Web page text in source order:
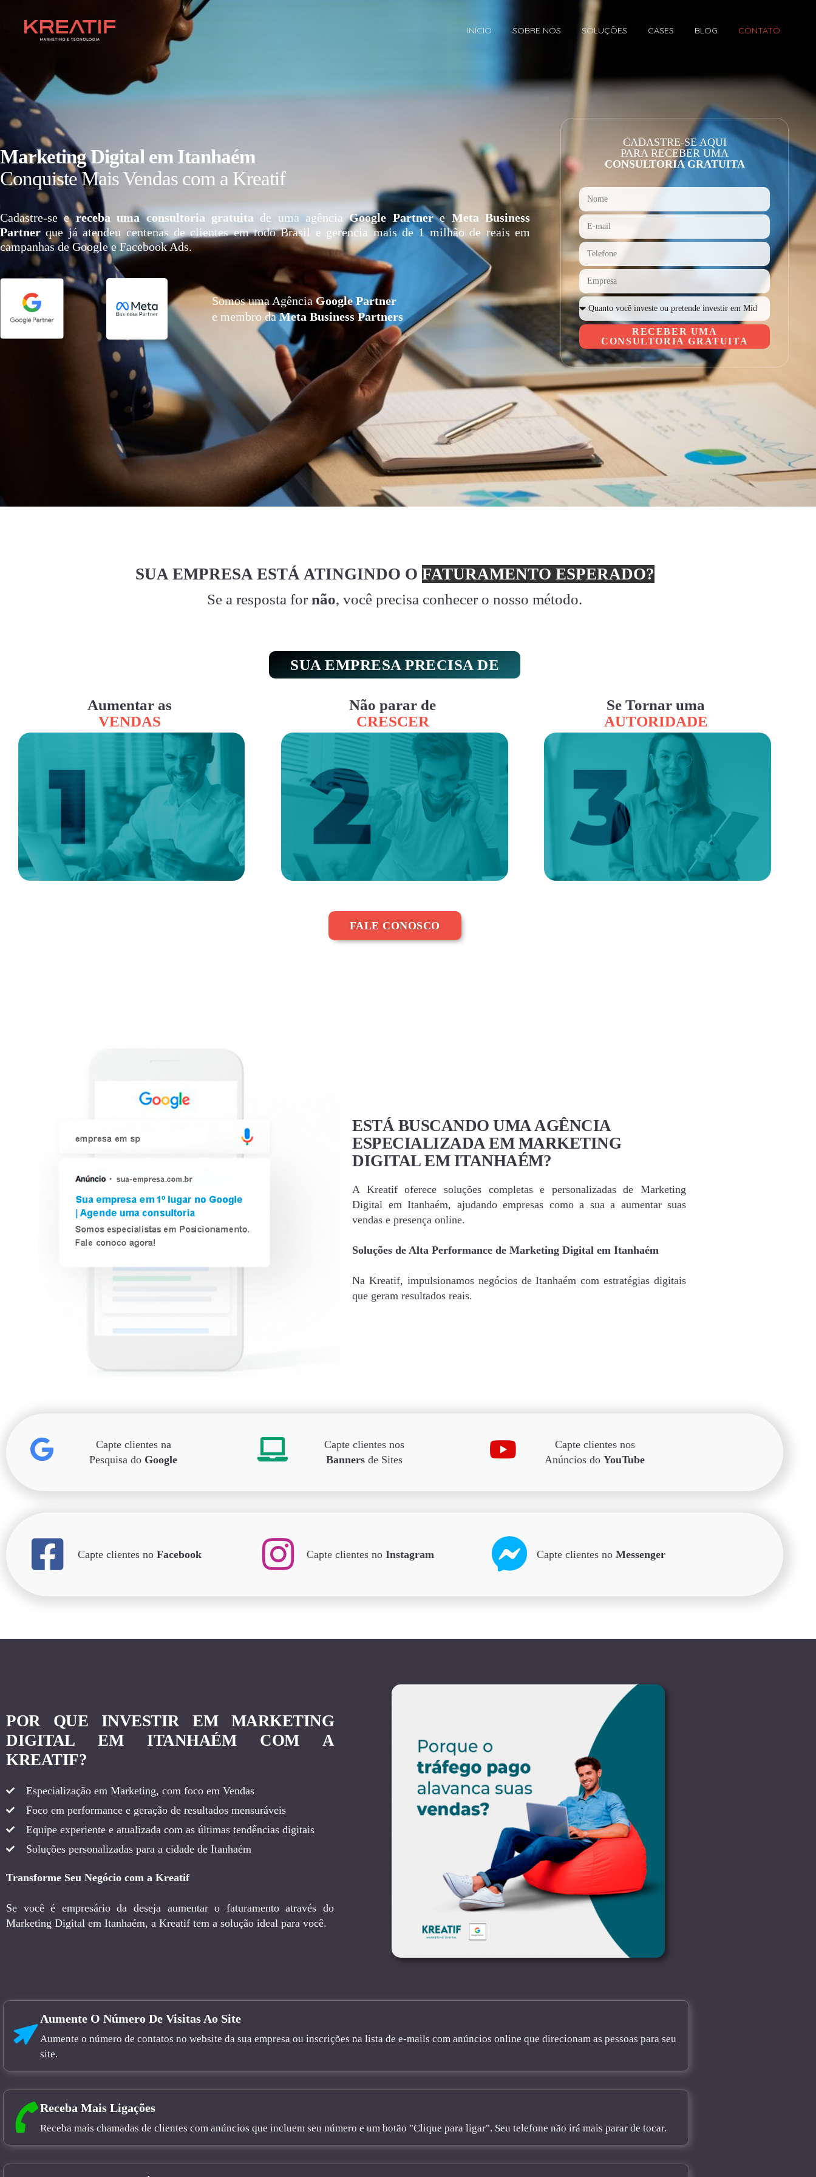
INÍCIO SOBRE NÓS SOLUÇÕES CASES BLOG CONTATO
Marketing Digital em Itanhaém
Conquiste Mais Vendas com a Kreatif
Cadastre-se e receba uma consultoria gratuita de uma agênciaGoogle Partnere Meta Business
Partner que já atendeu centenas de clientes em todo Brasil e gerencia mais de 1 milhão de reais em
campanhas de Google e Facebook Ads.
Somos uma AgênciaGoogle Partner
e membro daMeta Business Partners
CADASTRE-SE AQUI
PARA RECEBER UMA
CONSULTORIA GRATUITA
RECEBER UMA
CONSULTORIA GRATUITA
SUA EMPRESA ESTÁ ATINGINDO O FATURAMENTO ESPERADO?
Se a resposta for não, você precisa conhecer o nosso método.
SUA EMPRESA PRECISA DE
Aumentar as
VENDAS
Não parar de
CRESCER
Se Tornar uma
AUTORIDADE
FALE CONOSCO
ESTÁ BUSCANDO UMA AGÊNCIA
ESPECIALIZADA EM MARKETING
DIGITAL EM ITANHAÉM?
A Kreatif oferece soluções completas e personalizadas de Marketing
Digital em Itanhaém, ajudando empresas como a sua a aumentar suas
vendas e presença online.
Soluções de Alta Performance de Marketing Digital em Itanhaém
Na Kreatif, impulsionamos negócios de Itanhaém com estratégias digitais
que geram resultados reais.
Capte clientes na
Pesquisa do Google
Capte clientes nos
Bannersde Sites
Capte clientes nos
Anúncios doYouTube
Capte clientes no Facebook Capte clientes no Instagram Capte clientes no Messenger
POR QUE INVESTIR EM MARKETING
DIGITAL EM ITANHAÉM COM A
KREATIF?
Especialização em Marketing, com foco em Vendas
Foco em performance e geração de resultados mensuráveis
Equipe experiente e atualizada com as últimas tendências digitais
Soluções personalizadas para a cidade de Itanhaém
Transforme Seu Negócio com a Kreatif
Se você é empresário da deseja aumentar o faturamento através do
Marketing Digital em Itanhaém, a Kreatif tem a solução ideal para você.
Aumente O Número De Visitas Ao Site
Aumente o número de contatos no website da sua empresa ou inscrições na lista de e-mails com anúncios online que direcionam as pessoas para seu
site.
Receba Mais Ligações
Receba mais chamadas de clientes com anúncios que incluem seu número e um botão "Clique para ligar". Seu telefone não irá mais parar de tocar.